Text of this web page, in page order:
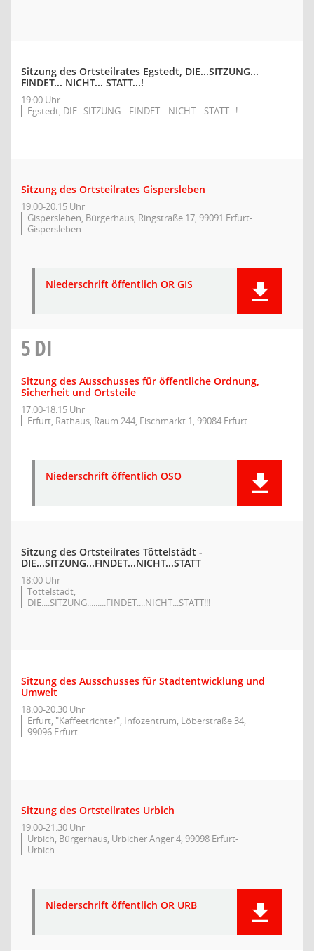
Sitzung des Ortsteilrates Egstedt, DIE...SITZUNG...
FINDET... NICHT... STATT...!
19:00 Uhr
Egstedt, DIE...SITZUNG... FINDET... NICHT... STATT...!
Sitzung des Ortsteilrates Gispersleben
19:00-20:15 Uhr
Gispersleben, Bürgerhaus, Ringstraße 17, 99091 Erfurt-
Gispersleben
Niederschrift öffentlich OR GIS
5DI
Sitzung des Ausschusses für öffentliche Ordnung,
Sicherheit und Ortsteile
17:00-18:15 Uhr
Erfurt, Rathaus, Raum 244, Fischmarkt 1, 99084 Erfurt
Niederschrift öffentlich OSO
Sitzung des Ortsteilrates Töttelstädt -
DIE...SITZUNG...FINDET...NICHT...STATT
18:00 Uhr
Töttelstädt,
DIE....SITZUNG.........FINDET....NICHT...STATT!!!
Sitzung des Ausschusses für Stadtentwicklung und
Umwelt
18:00-20:30 Uhr
Erfurt, "Kaffeetrichter", Infozentrum, Löberstraße 34,
99096 Erfurt
Sitzung des Ortsteilrates Urbich
19:00-21:30 Uhr
Urbich, Bürgerhaus, Urbicher Anger 4, 99098 Erfurt-
Urbich
Niederschrift öffentlich OR URB